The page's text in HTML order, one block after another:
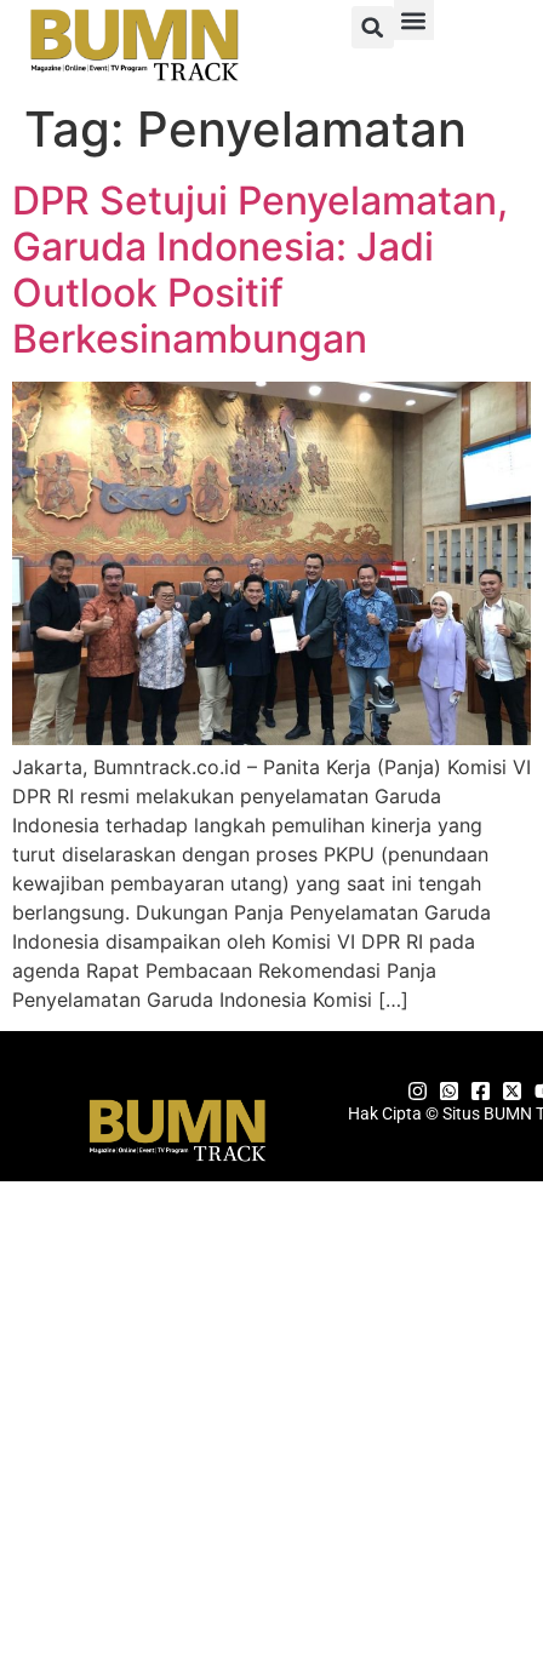
Tag: Penyelamatan
DPR Setujui Penyelamatan,
Garuda Indonesia: Jadi
Outlook Positif
Berkesinambungan
Jakarta, Bumntrack.co.id – Panita Kerja (Panja) Komisi VI
DPR RI resmi melakukan penyelamatan Garuda
Indonesia terhadap langkah pemulihan kinerja yang
turut diselaraskan dengan proses PKPU (penundaan
kewajiban pembayaran utang) yang saat ini tengah
berlangsung. Dukungan Panja Penyelamatan Garuda
Indonesia disampaikan oleh Komisi VI DPR RI pada
agenda Rapat Pembacaan Rekomendasi Panja
Penyelamatan Garuda Indonesia Komisi […]
Hak Cipta © Situs BUMN